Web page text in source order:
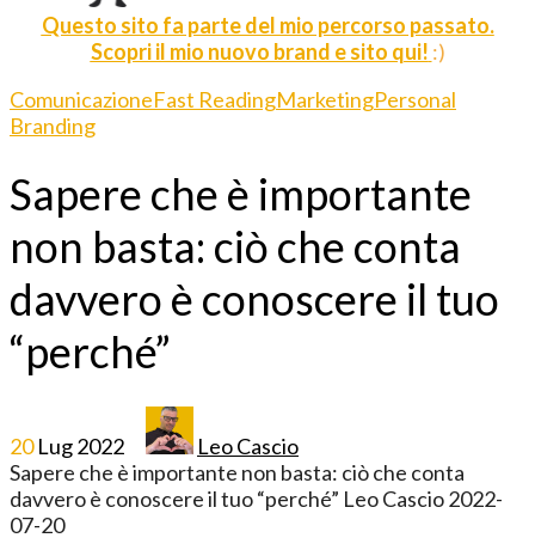
Questo sito fa parte del mio percorso passato.
Scopri il mio nuovo brand e sito qui! :)
ComunicazioneFast ReadingMarketingPersonal
Branding
Sapere che è importante
non basta: ciò che conta
davvero è conoscere il tuo
“perché”
20 Lug2022
Leo Cascio
Sapere che è importante non basta: ciò che conta
davvero è conoscere il tuo “perché” Leo Cascio2022-
07-20